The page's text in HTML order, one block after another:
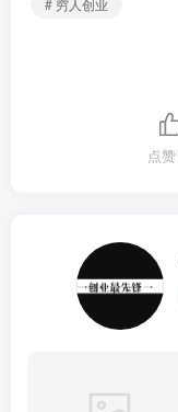
# 穷人创业
点赞